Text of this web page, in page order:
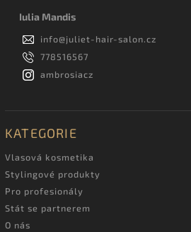
Iulia Mandis
info@juliet-hair-salon.cz
778516567
ambrosiacz
KATEGORIE
Vlasová kosmetika
Stylingové produkty
Pro profesionály
Stát se partnerem
O nás